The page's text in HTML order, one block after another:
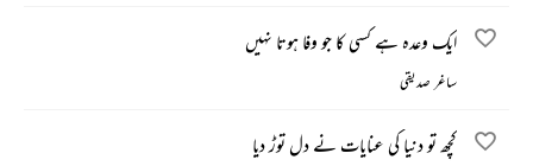
ایک وعدہ ہے کسی کا جو وفا ہوتا نہیں
ساغر صدیقی
کچھ تو دنیا کی عنایات نے دل توڑ دیا